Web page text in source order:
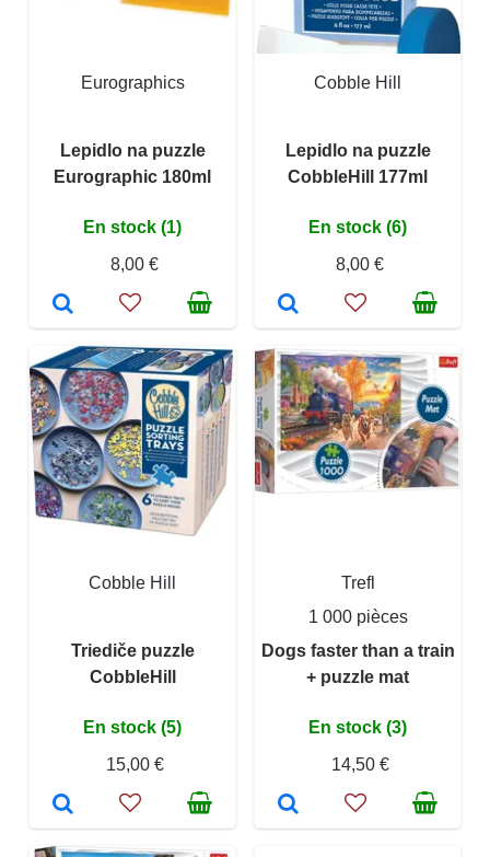
Eurographics
Lepidlo na puzzle
Eurographic 180ml
En stock (1)
8,00 €
Cobble Hill
Lepidlo na puzzle
CobbleHill 177ml
En stock (6)
8,00 €
Cobble Hill
Triediče puzzle
CobbleHill
En stock (5)
15,00 €
Trefl
1 000 pièces
Dogs faster than a train
+ puzzle mat
En stock (3)
14,50 €